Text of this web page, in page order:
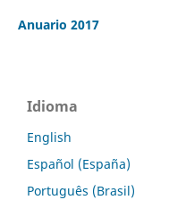
Anuario 2017
Idioma
English
Español (España)
Português (Brasil)